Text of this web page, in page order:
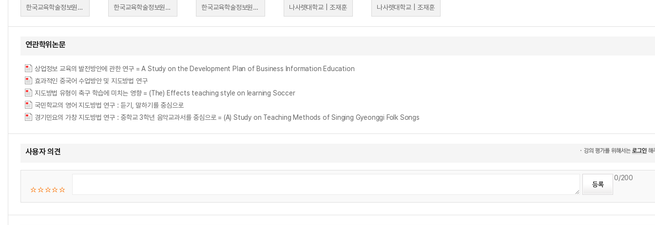
한국교육학술정보원 | 한국교육학술정보원
한국교육학술정보원 | 한국교육학술정보원
한국교육학술정보원 | 한국교육학술정보원
나사렛대학교 | 조재훈
나사렛대학교 | 조재훈
연관학위논문
상업정보 교육의 발전방안에 관한 연구 = A Study on the Development Plan of Business Information Education
효과적인 중국어 수업방안 및 지도방법 연구
지도방법 유형이 축구 학습에 미치는 영향 = (The) Effects teaching style on learning Soccer
국민학교의 영어 지도방법 연구 : 듣기, 말하기를 중심으로
경기민요의 가창 지도방법 연구 : 중학교 3학년 음악교과서를 중심으로 = (A) Study on Teaching Methods of Singing Gyeonggi Folk Songs
사용자 의견
0/200